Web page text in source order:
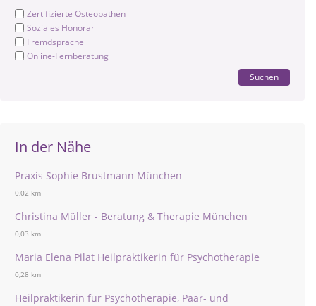
Zertifizierte Osteopathen
Soziales Honorar
Fremdsprache
Online-Fernberatung
Suchen
In der Nähe
Praxis Sophie Brustmann München
0,02 km
Christina Müller - Beratung & Therapie München
0,03 km
Maria Elena Pilat Heilpraktikerin für Psychotherapie
0,28 km
Heilpraktikerin für Psychotherapie, Paar- und